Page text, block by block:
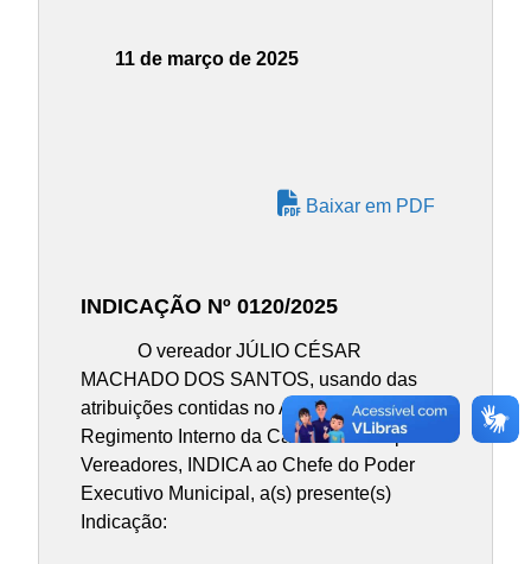
11 de março de 2025
Baixar em PDF
INDICAÇÃO Nº 0120/2025
O vereador JÚLIO CÉSAR
MACHADO DOS SANTOS, usando das
atribuições contidas no Art. 137 do
Regimento Interno da Câmara Municipal de
Vereadores, INDICA ao Chefe do Poder
Executivo Municipal, a(s) presente(s)
Indicação: